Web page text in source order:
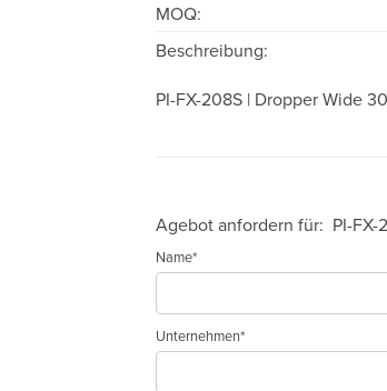
MOQ:
Beschreibung:
PI-FX-208S | Dropper Wide
Agebot anfordern für: PI-FX-
Name*
Unternehmen*